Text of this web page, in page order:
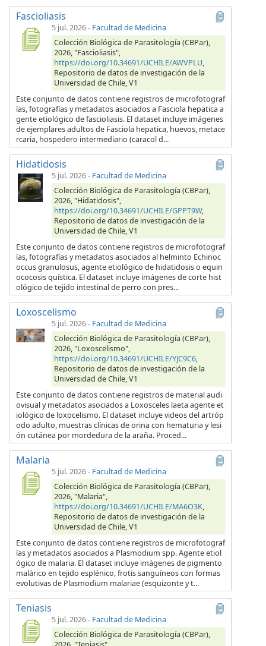
Fascioliasis
5 jul. 2026- Facultad de Medicina
Colección Biológica de Parasitología (CBPar),
2026, "Fascioliasis",
https://doi.org/10.34691/UCHILE/AWVPLU,
Repositorio de datos de investigación de la
Universidad de Chile, V1
Este conjunto de datos contiene registros de microfotograf
ías, fotografías y metadatos asociados a Fasciola hepatica a
gente etiológico de fascioliasis. El dataset incluye imágenes
de ejemplares adultos de Fasciola hepatica, huevos, metace
rcaria, hospedero intermediario (caracol d...
Hidatidosis
5 jul. 2026- Facultad de Medicina
Colección Biológica de Parasitología (CBPar),
2026, "Hidatidosis",
https://doi.org/10.34691/UCHILE/GPPT9W,
Repositorio de datos de investigación de la
Universidad de Chile, V1
Este conjunto de datos contiene registros de microfotograf
ías, fotografías y metadatos asociados al helminto Echinoc
occus granulosus, agente etiológico de hidatidosis o equin
ococosis quística. El dataset incluye imágenes de corte hist
ológico de tejido intestinal de perro con pres...
Loxoscelismo
5 jul. 2026- Facultad de Medicina
Colección Biológica de Parasitología (CBPar),
2026, "Loxoscelismo",
https://doi.org/10.34691/UCHILE/YJC9C6,
Repositorio de datos de investigación de la
Universidad de Chile, V1
Este conjunto de datos contiene registros de material audi
ovisual y metadatos asociados a Loxosceles laeta agente et
iológico de loxocelismo. El dataset incluye videos del artróp
odo adulto, muestras clínicas de orina con hematuria y lesi
ón cutánea por mordedura de la araña. Proced...
Malaria
5 jul. 2026- Facultad de Medicina
Colección Biológica de Parasitología (CBPar),
2026, "Malaria",
https://doi.org/10.34691/UCHILE/MA6O3K,
Repositorio de datos de investigación de la
Universidad de Chile, V1
Este conjunto de datos contiene registros de microfotograf
ías y metadatos asociados a Plasmodium spp. Agente etiol
ógico de malaria. El dataset incluye imágenes de pigmento
malárico en tejido esplénico, frotis sanguíneos con formas
evolutivas de Plasmodium malariae (esquizonte y t...
Teniasis
5 jul. 2026- Facultad de Medicina
Colección Biológica de Parasitología (CBPar),